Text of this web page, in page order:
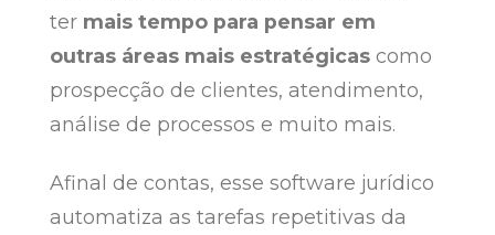
ter mais tempo para pensar em
outras áreas mais estratégicascomo
prospecção de clientes, atendimento,
análise de processos e muito mais.
Afinal de contas, esse software jurídico
automatiza as tarefas repetitivas da